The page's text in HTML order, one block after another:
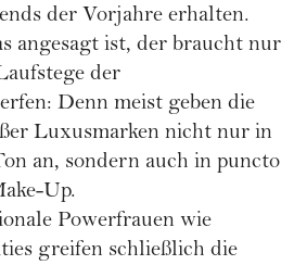
der Vorjahre erhalten.
angesagt ist, der braucht nur
der
Denn meist geben die
Luxusmarken nicht nur in
an, sondern auch in puncto
Up.
Powerfrauen wie
greifen schließlich die